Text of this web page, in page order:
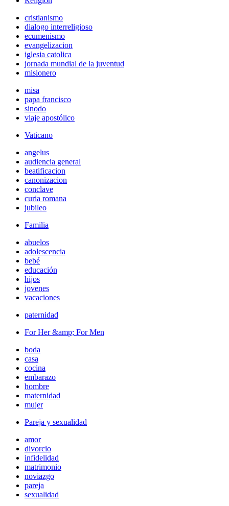
cristianismo
dialogo interreligioso
ecumenismo
evangelizacion
iglesia catolica
jornada mundial de la juventud
misionero
misa
papa francisco
sinodo
viaje apostólico
Vaticano
angelus
audiencia general
beatificacion
canonizacion
conclave
curia romana
jubileo
Familia
abuelos
adolescencia
bebé
educación
hijos
jovenes
vacaciones
paternidad
For Her &amp; For Men
boda
casa
cocina
embarazo
hombre
maternidad
mujer
Pareja y sexualidad
amor
divorcio
infidelidad
matrimonio
noviazgo
pareja
sexualidad